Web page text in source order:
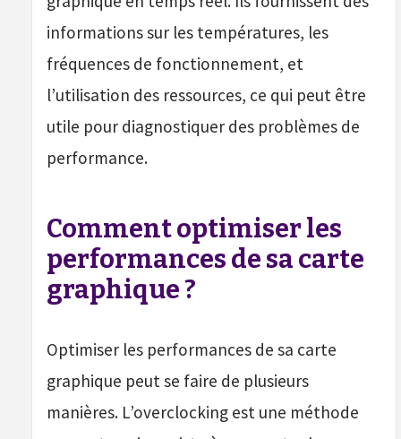
informations sur les températures, les
fréquences de fonctionnement, et
l’utilisation des ressources, ce qui peut être
utile pour diagnostiquer des problèmes de
performance.
Comment optimiser les
performances de sa carte
graphique ?
Optimiser les performances de sa carte
graphique peut se faire de plusieurs
manières. L’overclocking est une méthode